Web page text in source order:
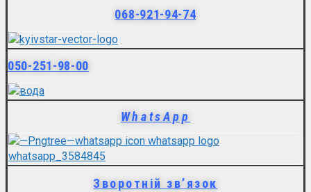
068-921-94-74
050-251-98-00
WhatsApp
Зворотній зв’язок